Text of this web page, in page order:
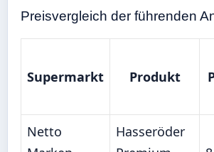
Preisvergleich der führenden
Supermarkt Produkt
Netto
Hasseröder